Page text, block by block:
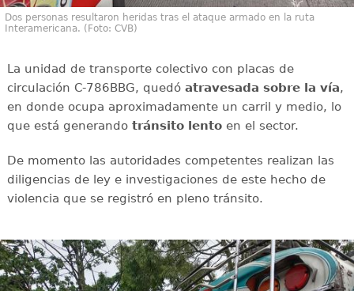
Dos personas resultaron heridas tras el ataque armado en la ruta
Interamericana. (Foto: CVB)
La unidad de transporte colectivo con placas de
circulación C-786BBG, quedó atravesada sobre la vía,
en donde ocupa aproximadamente un carril y medio, lo
que está generando tránsito lentoen el sector.
De momento las autoridades competentes realizan las
diligencias de ley e investigaciones de este hecho de
violencia que se registró en pleno tránsito.